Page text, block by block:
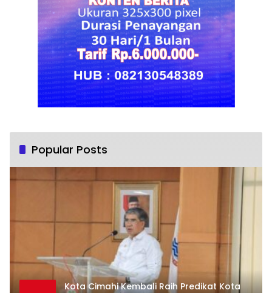
Popular Posts
Kota Cimahi Kembali Raih Predikat Kota